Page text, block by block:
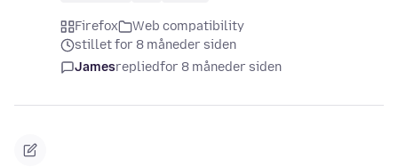
Firefox
Web compatibility
stillet for 8 måneder siden
Jamesrepliedfor 8 måneder siden